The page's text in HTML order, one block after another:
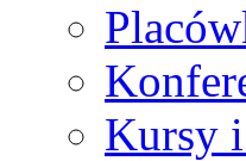
Kursy